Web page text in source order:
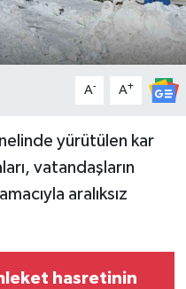
A- A+
yürütülen kar
vatandaşların
aralıksız
hasretinin